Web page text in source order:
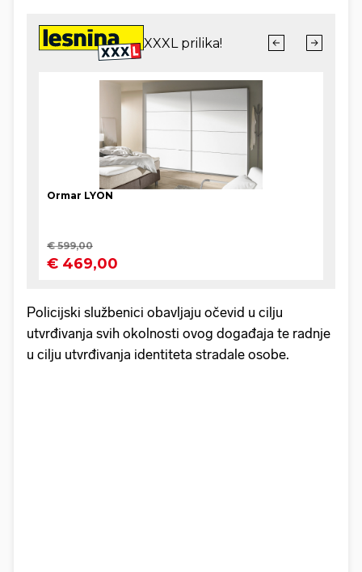
Policijski službenici obavljaju očevid u cilju
utvrđivanja svih okolnosti ovog događaja te radnje
u cilju utvrđivanja identiteta stradale osobe.